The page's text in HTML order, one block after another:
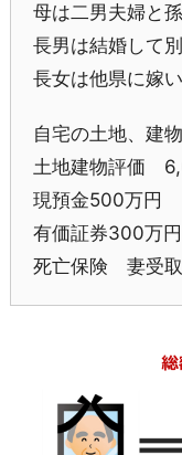
母は二男夫婦と
長男は結婚して
長女は他県に嫁
自宅の土地、建
土地建物評価
現預金500万円
有価証券300万円
死亡保険 妻受